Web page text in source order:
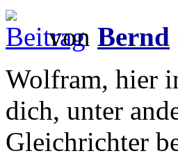
von Bernd
Wolfram, hier
dich, unter
Gleichrichter